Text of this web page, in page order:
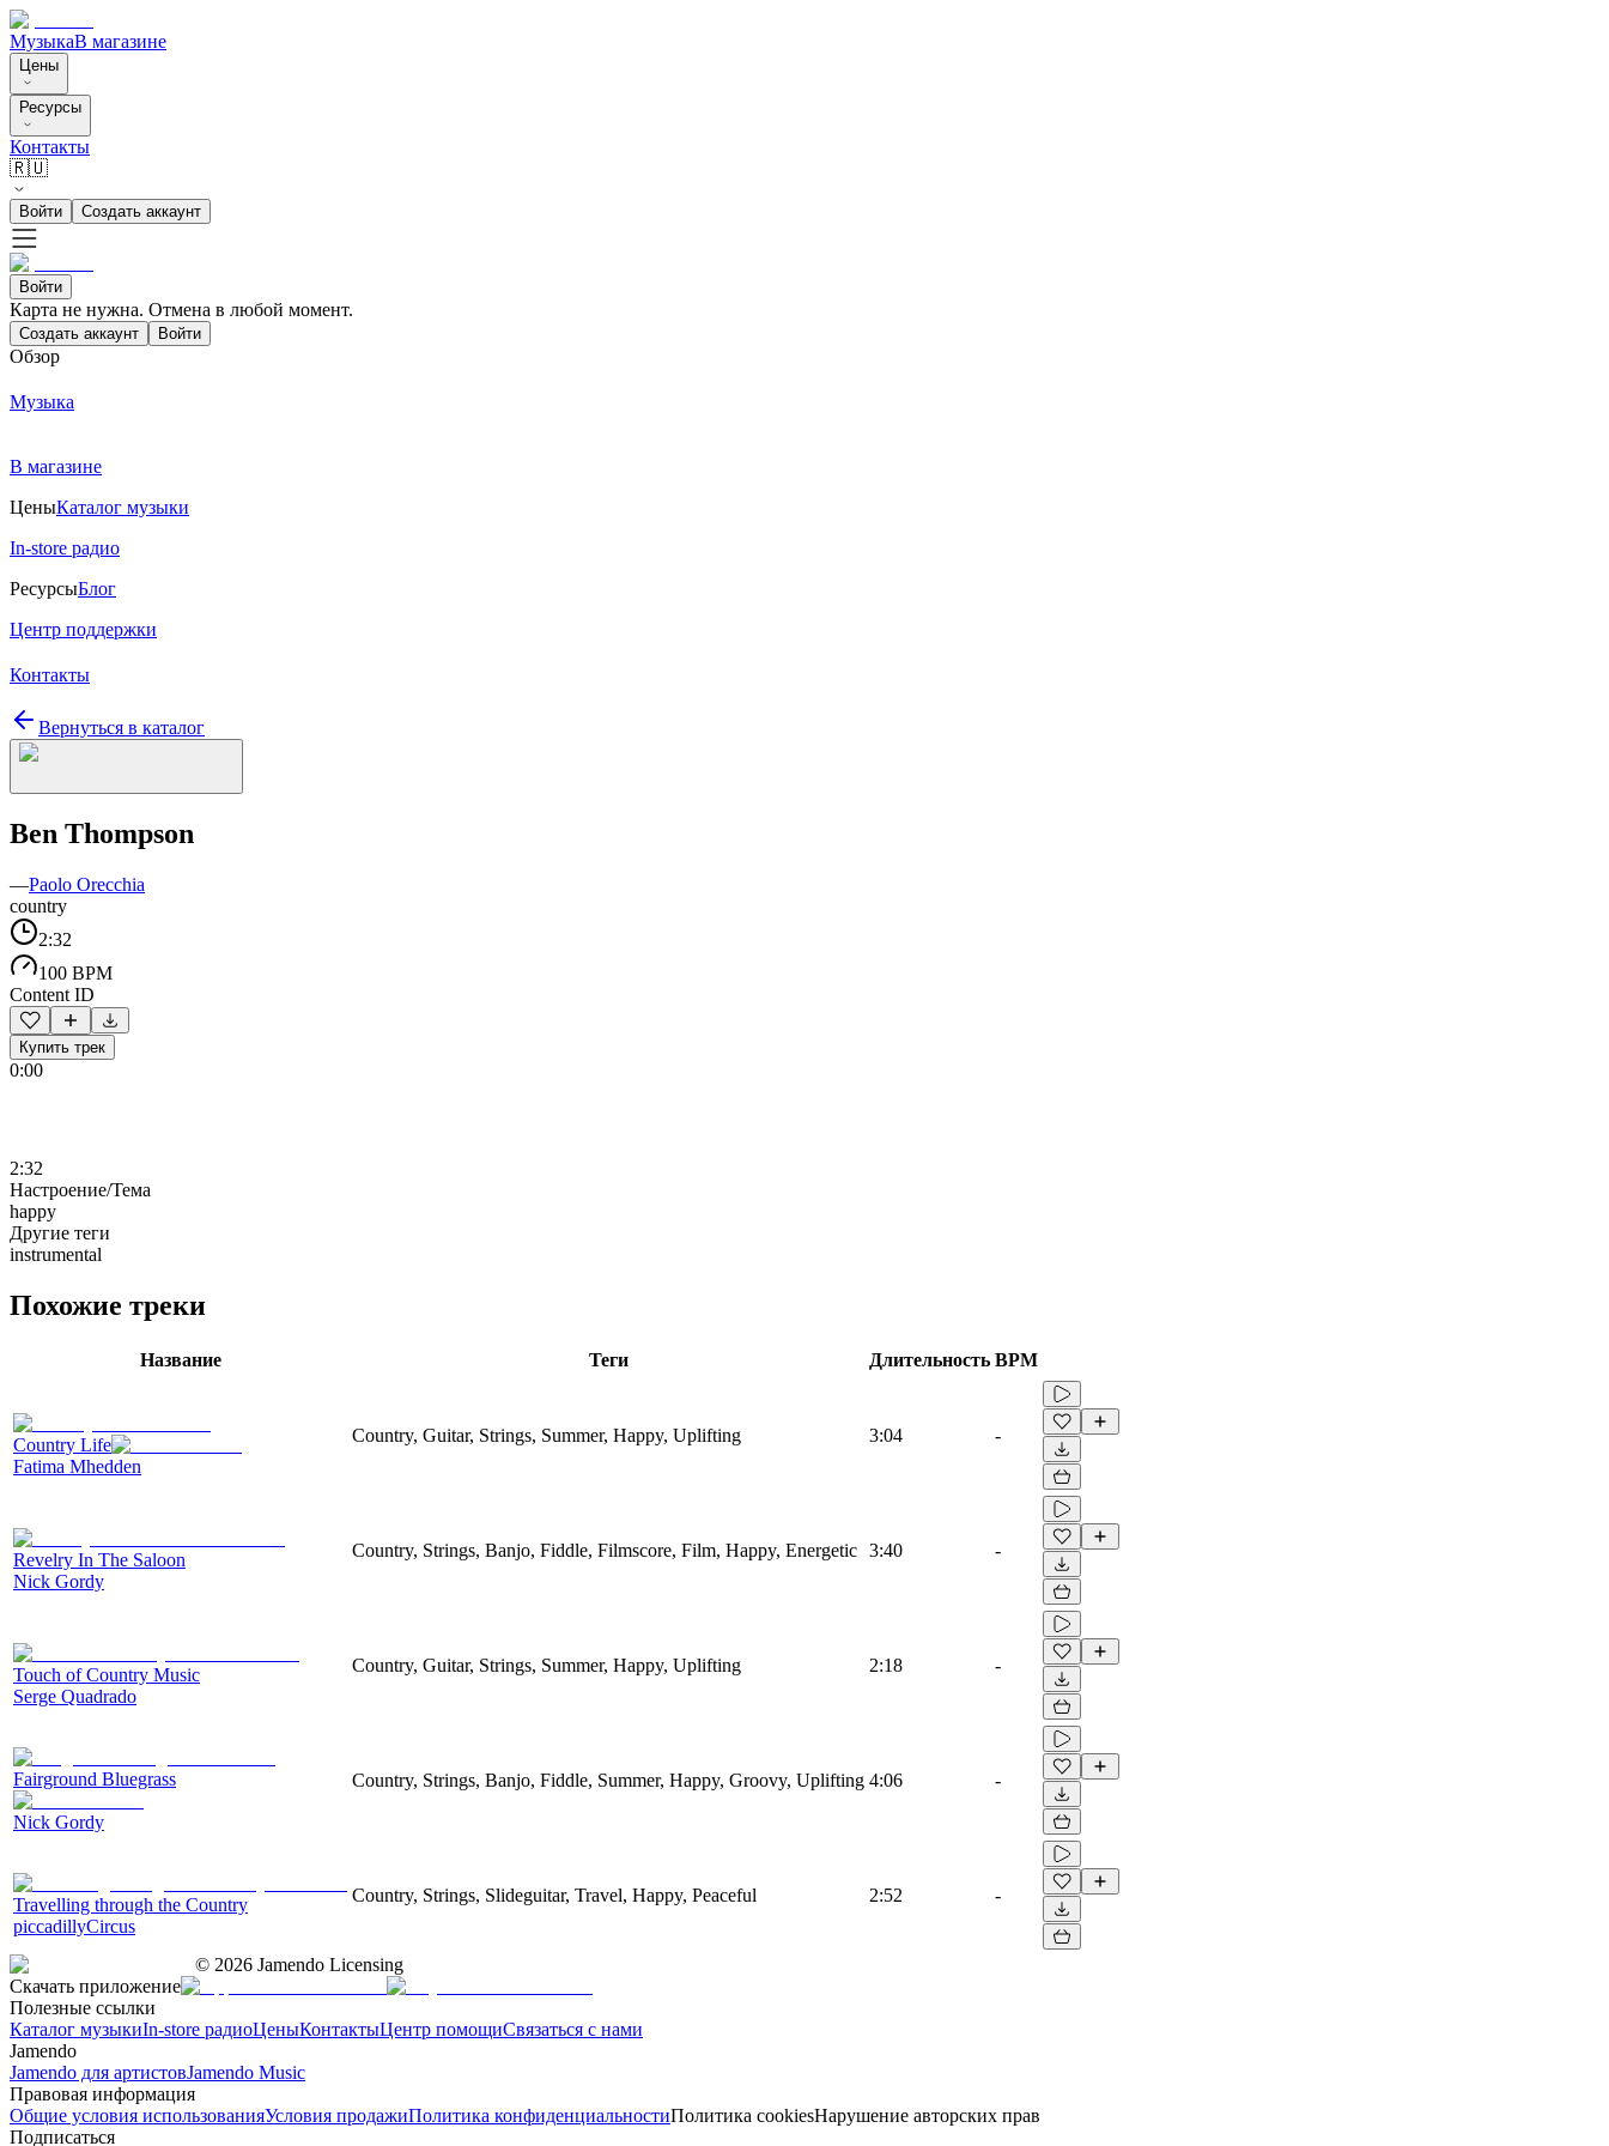
МузыкаВ магазине
Цены
Ресурсы
Контакты
🇷🇺
Войти Создать аккаунт
Войти
Карта не нужна. Отмена в любой момент.
Создать аккаунт Войти
Обзор
Музыка
В магазине
ЦеныКаталог музыки
In-store радио
РесурсыБлог
Центр поддержки
Контакты
Вернуться в каталог
Ben Thompson
—Paolo Orecchia
country
2:32
100 BPM
Content ID
Купить трек
0:00
2:32
Настроение/Тема
happy
Другие теги
instrumental
Похожие треки
Название Теги Длительность BPM
Country Life
Fatima Mhedden
Country, Guitar, Strings, Summer, Happy, Uplifting 3:04 -
Revelry In The Saloon
Nick Gordy
Country, Strings, Banjo, Fiddle, Filmscore, Film, Happy, Energetic 3:40 -
Touch of Country Music
Serge Quadrado
Country, Guitar, Strings, Summer, Happy, Uplifting 2:18 -
Fairground Bluegrass
Nick Gordy
Country, Strings, Banjo, Fiddle, Summer, Happy, Groovy, Uplifting 4:06 -
Travelling through the Country
piccadillyCircus
Country, Strings, Slideguitar, Travel, Happy, Peaceful 2:52 -
© 2026 Jamendo Licensing
Скачать приложение
Полезные ссылки
Каталог музыкиIn-store радиоЦеныКонтактыЦентр помощиСвязаться с нами
Jamendo
Jamendo для артистовJamendo Music
Правовая информация
Общие условия использованияУсловия продажиПолитика конфиденциальностиПолитика cookiesНарушение авторских прав
Подписаться